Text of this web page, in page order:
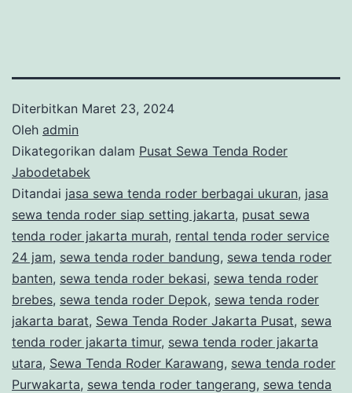
Diterbitkan Maret 23, 2024
Oleh admin
Dikategorikan dalam Pusat Sewa Tenda Roder
Jabodetabek
Ditandai jasa sewa tenda roder berbagai ukuran, jasa
sewa tenda roder siap setting jakarta, pusat sewa
tenda roder jakarta murah, rental tenda roder service
24 jam, sewa tenda roder bandung, sewa tenda roder
banten, sewa tenda roder bekasi, sewa tenda roder
brebes, sewa tenda roder Depok, sewa tenda roder
jakarta barat, Sewa Tenda Roder Jakarta Pusat, sewa
tenda roder jakarta timur, sewa tenda roder jakarta
utara, Sewa Tenda Roder Karawang, sewa tenda roder
Purwakarta, sewa tenda roder tangerang, sewa tenda